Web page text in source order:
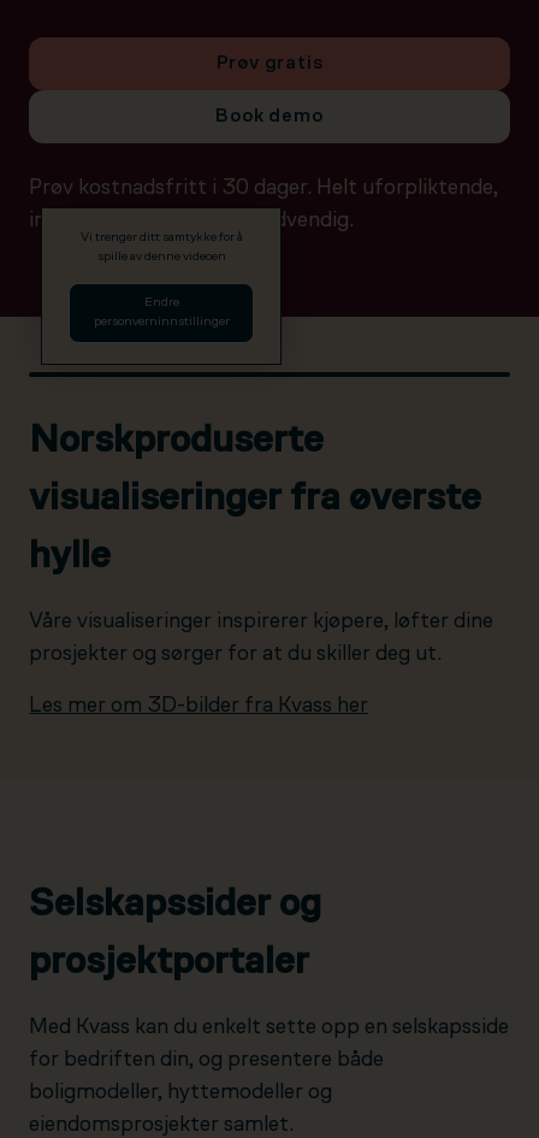
Prøv gratis
Book demo
Prøv kostnadsfritt i 30 dager. Helt uforpliktende,
ingen betalingsdetaljer nødvendig.
Vi trenger ditt samtykke for å
spille av denne videoen
Endre
personverninnstillinger
Norskproduserte
visualiseringer fra øverste
hylle
Våre visualiseringer inspirerer kjøpere, løfter dine
prosjekter og sørger for at du skiller deg ut.
Les mer om 3D-bilder fra Kvass her
Selskapssider og
prosjektportaler
Med Kvass kan du enkelt sette opp en selskapsside
for bedriften din, og presentere både
boligmodeller, hyttemodeller og
eiendomsprosjekter samlet.